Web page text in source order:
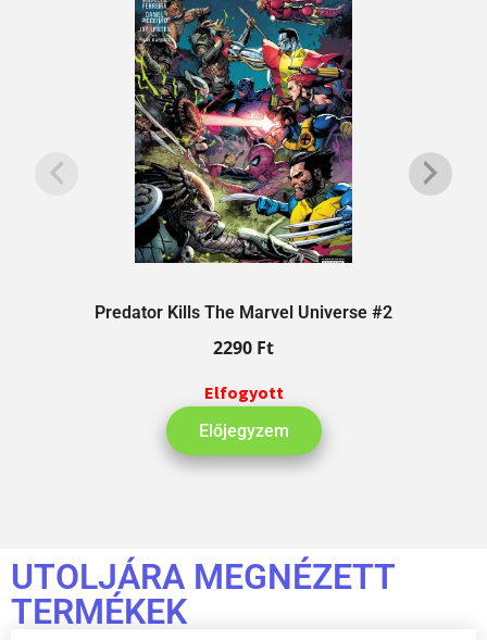
Predator Kills The Marvel Universe #2
2290 Ft
Elfogyott
Előjegyzem
UTOLJÁRA MEGNÉZETT
TERMÉKEK